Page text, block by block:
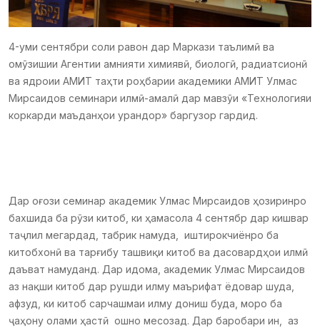
4-уми сентябри соли равон дар Маркази таълимӣ ва
омӯзишии Агентии амнияти химиявӣ, биологӣ, радиатсионӣ
ва ядроии АМИТ таҳти роҳбарии академики АМИТ Улмас
Мирсаидов семинари илмӣ-амалӣ дар мавзӯи «Технологияи
коркарди маъданҳои урандор» баргузор гардид.
Дар оғози семинар академик Улмас Мирсаидов ҳозиринро
бахшида ба рӯзи китоб, ки ҳамасола 4 сентябр дар кишвар
таҷлил мегардад, табрик намуда, иштирокчиёнро ба
китобхонӣ ва тарғибу ташвиқи китоб ва дасовардҳои илмӣ
даъват намуданд. Дар идома, академик Улмас Мирсаидов
аз нақши китоб дар рушди илму маърифат ёдовар шуда,
афзуд, ки китоб сарчашмаи илму дониш буда, моро ба
ҷаҳону олами ҳастӣ ошно месозад. Дар баробари ин, аз